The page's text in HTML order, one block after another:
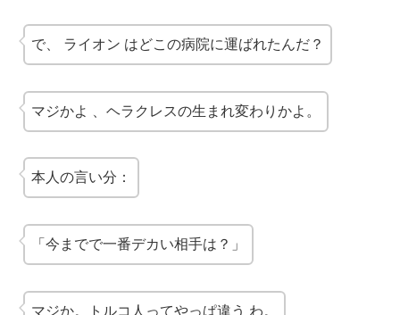
で、 ライオン はどこの病院に運ばれたんだ？
マジかよ 、ヘラクレスの生まれ変わりかよ。
本人の言い分：
「今までで一番デカい相手は？」
マジか。トルコ人ってやっぱ違う わ。